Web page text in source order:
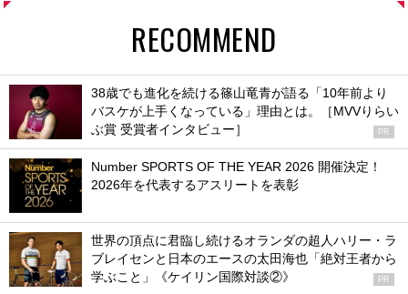
RECOMMEND
38歳でも進化を続ける篠山竜青が語る「10年前より
バスケが上手くなっている」理由とは。［MVVりらい
ぶ賞 受賞者インタビュー］
PR
Number SPORTS OF THE YEAR 2026 開催決定！
2026年を代表するアスリートを表彰
世界の頂点に君臨し続けるオランダの超人ハリー・ラ
ブレイセンと日本のエースの太田海也「絶対王者から
学ぶこと」《ケイリン国際対談②》
PR